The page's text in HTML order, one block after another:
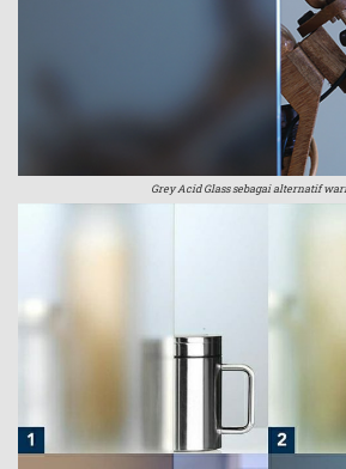
Grey Acid Glass sebagai alternatif